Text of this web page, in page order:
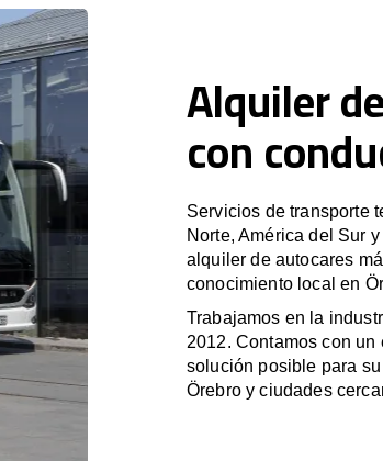
Alquiler
con
Servicios de transporte
Norte, América del Sur
alquiler de autocares
conocimiento local en
Trabajamos en la
2012. Contamos con
solución posible para
Örebro y ciudades